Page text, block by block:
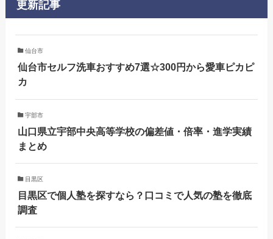
更新記事
仙台市
仙台市セルフ洗車おすすめ7選☆300円から愛車ピカピ
カ
宇部市
山口県立宇部中央高等学校の偏差値・倍率・進学実績
まとめ
目黒区
目黒区で個人塾を探すなら？口コミで人気の塾を徹底
調査